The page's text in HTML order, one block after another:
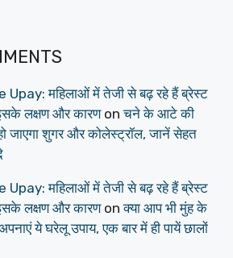
महिलाओं में तेजी से बढ़ रहे हैं ब्रेस्ट
लक्षण और कारणonचने के आटे की
जाएगा शुगर और कोलेस्ट्रॉल, जानें सेहत
महिलाओं में तेजी से बढ़ रहे हैं ब्रेस्ट
लक्षण और कारणonक्या आप भी मुंह के
ये घरेलू उपाय, एक बार में ही पायें छालों